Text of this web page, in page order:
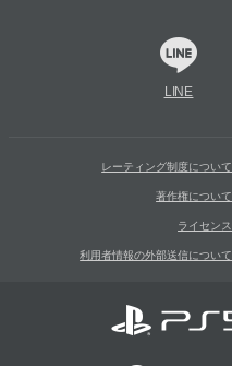
LINE
レーティング制度について
著作権について
ライセンス
利用者情報の外部送信について